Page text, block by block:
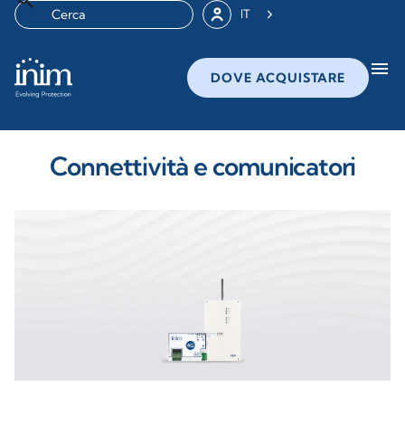
IT
DOVE ACQUISTARE menu
Connettività e comunicatori